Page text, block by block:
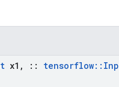
x1 , :: tensorflow::